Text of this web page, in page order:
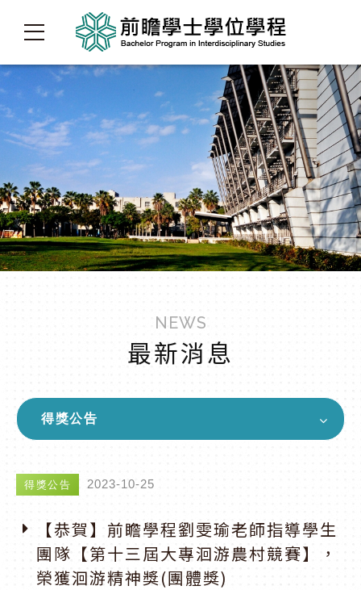
NEWS
最新消息
得獎公告
得獎公告 2023-10-25
【恭賀】前瞻學程劉雯瑜老師指導學生
團隊【第十三屆大專洄游農村競賽】，
榮獲洄游精神獎(團體獎)